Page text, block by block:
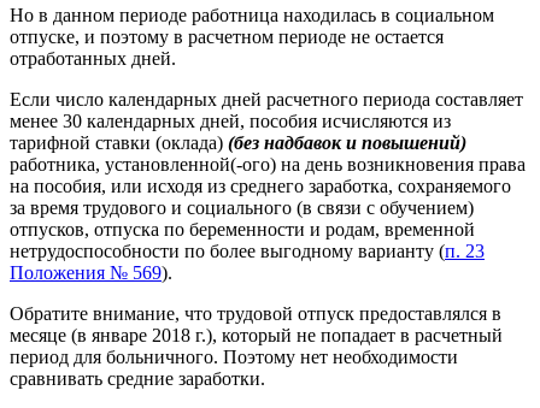
Но в данном периоде работница находилась в социальном
отпуске, и поэтому в расчетном периоде не остается
отработанных дней.
Если число календарных дней расчетного периода составляет
менее 30 календарных дней, пособия исчисляются из
тарифной ставки (оклада) (без надбавок и повышений)
работника, установленной(-ого) на день возникновения права
на пособия, или исходя из среднего заработка, сохраняемого
за время трудового и социального (в связи с обучением)
отпусков, отпуска по беременности и родам, временной
нетрудоспособности по более выгодному варианту (п. 23
Положения № 569).
Обратите внимание, что трудовой отпуск предоставлялся в
месяце (в январе 2018 г.), который не попадает в расчетный
период для больничного. Поэтому нет необходимости
сравнивать средние заработки.